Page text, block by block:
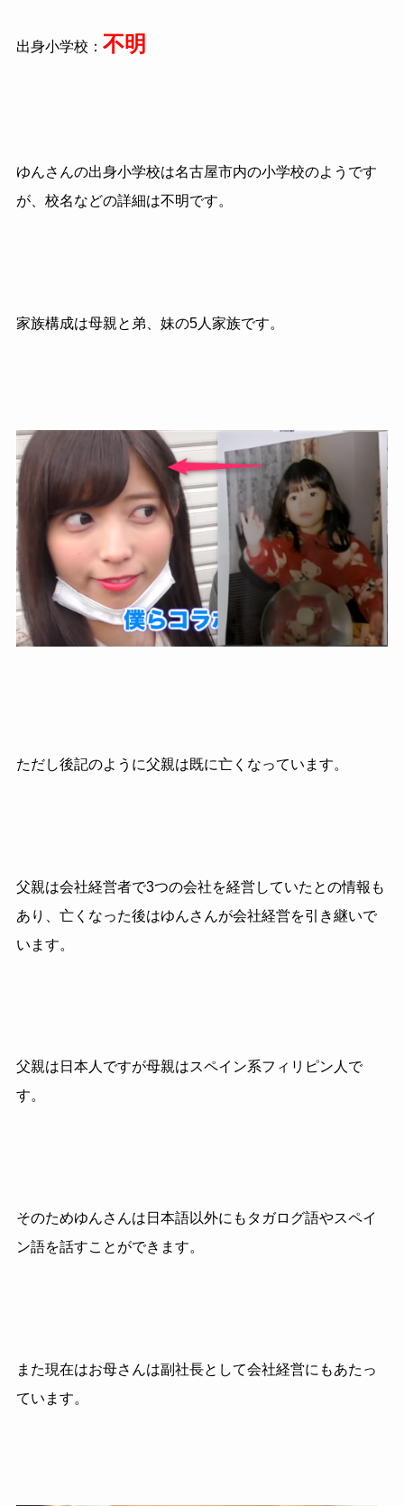
出身小学校： 不明
ゆんさんの出身小学校は名古屋市内の小学校のようです
が、校名などの詳細は不明です。
家族構成は母親と弟、妹の5人家族です。
ただし後記のように父親は既に亡くなっています。
父親は会社経営者で3つの会社を経営していたとの情報も
あり、亡くなった後はゆんさんが会社経営を引き継いで
います。
父親は日本人ですが母親はスペイン系フィリピン人で
す。
そのためゆんさんは日本語以外にもタガログ語やスペイ
ン語を話すことができます。
また現在はお母さんは副社長として会社経営にもあたっ
ています。